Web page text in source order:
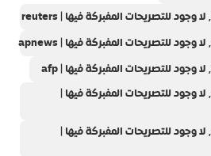
وكالات أنباء دولية٬ لا وجود للتصريحات المفبركة فيها |
وكالات أنباء دولية٬ لا وجود للتصريحات المفبركة فيها |